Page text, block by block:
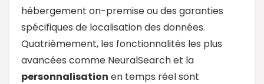
hébergement on-premise ou des garanties
spécifiques de localisation des données.
Quatrièmement, les fonctionnalités les plus
avancées comme NeuralSearch et la
personnalisation en temps réel sont